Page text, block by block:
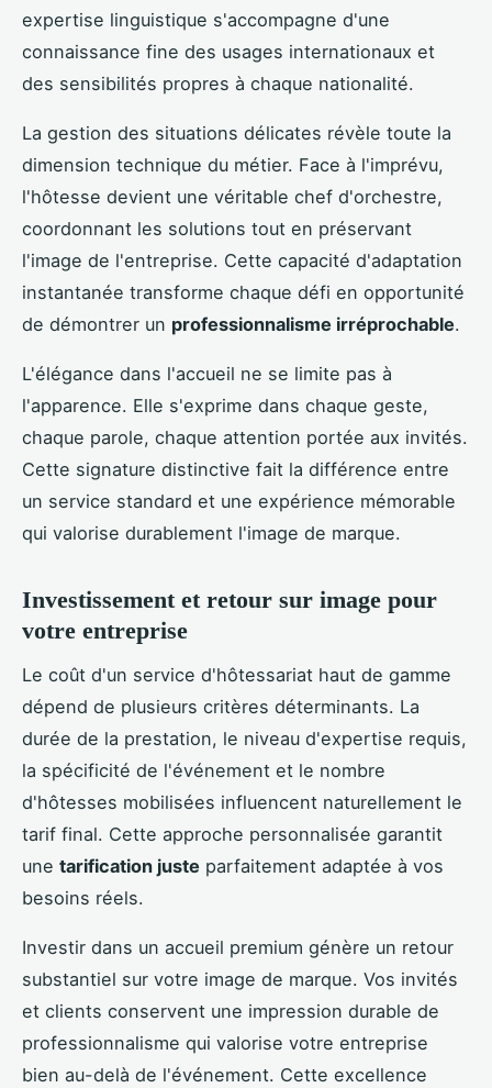
expertise linguistique s'accompagne d'une
connaissance fine des usages internationaux et
des sensibilités propres à chaque nationalité.
La gestion des situations délicates révèle toute la
dimension technique du métier. Face à l'imprévu,
l'hôtesse devient une véritable chef d'orchestre,
coordonnant les solutions tout en préservant
l'image de l'entreprise. Cette capacité d'adaptation
instantanée transforme chaque défi en opportunité
de démontrer un professionnalisme irréprochable.
L'élégance dans l'accueil ne se limite pas à
l'apparence. Elle s'exprime dans chaque geste,
chaque parole, chaque attention portée aux invités.
Cette signature distinctive fait la différence entre
un service standard et une expérience mémorable
qui valorise durablement l'image de marque.
Investissement et retour sur image pour
votre entreprise
Le coût d'un service d'hôtessariat haut de gamme
dépend de plusieurs critères déterminants. La
durée de la prestation, le niveau d'expertise requis,
la spécificité de l'événement et le nombre
d'hôtesses mobilisées influencent naturellement le
tarif final. Cette approche personnalisée garantit
une tarification juste parfaitement adaptée à vos
besoins réels.
Investir dans un accueil premium génère un retour
substantiel sur votre image de marque. Vos invités
et clients conservent une impression durable de
professionnalisme qui valorise votre entreprise
bien au-delà de l'événement. Cette excellence